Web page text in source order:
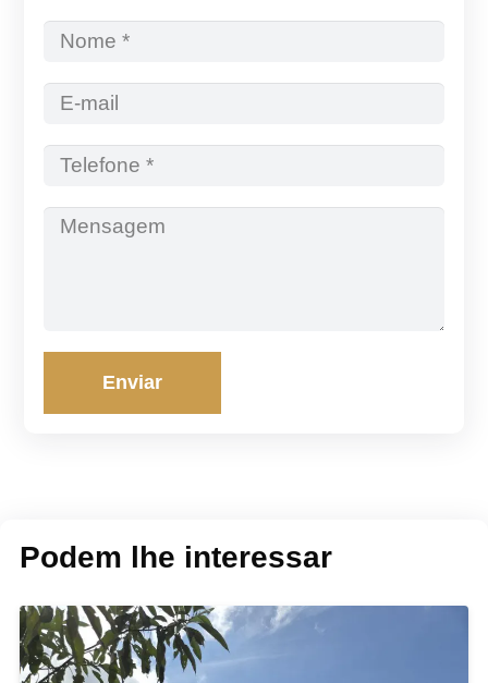
Enviar
Podem lhe interessar